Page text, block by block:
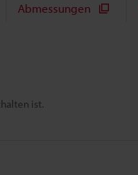
ist.
Abmessungen